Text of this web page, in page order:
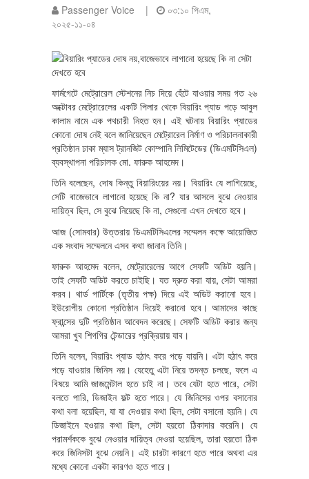
Passenger Voice |
০৩:১০ পিএম,
২০২৫-১১-০৪
ফার্মগেটে মেট্রোরেল স্টেশনের নিচ দিয়ে হেঁটে যাওয়ার সময় গত ২৬
অক্টোবর মেট্রোরেলের একটি পিলার থেকে বিয়ারিং প্যাড পড়ে আবুল
কালাম নামে এক পথচারী নিহত হন। এই ঘটনায় বিয়ারিং প্যাডের
কোনো দোষ নেই বলে জানিয়েছেন মেট্রোরেল নির্মাণ ও পরিচালনাকারী
প্রতিষ্ঠান ঢাকা ম্যাস ট্রানজিট কোম্পানি লিমিটেডের (ডিএমটিসিএল)
ব্যবস্থাপনা পরিচালক মো. ফারুক আহমেদ।
তিনি বলেছেন, দোষ কিন্তু বিয়ারিংয়ের নয়। বিয়ারিং যে লাগিয়েছে,
সেটি বাজেভাবে লাগানো হয়েছে কি না? যার আসলে বুঝে নেওয়ার
দায়িত্ব ছিল, সে বুঝে নিয়েছে কি না, সেগুলো এখন দেখতে হবে।
আজ (সোমবার) উত্তরায় ডিএমটিসিএলের সম্মেলন কক্ষে আয়োজিত
এক সংবাদ সম্মেলনে এসব কথা জানান তিনি।
ফারুক আহমেদ বলেন, মেট্রোরেলের আগে সেফটি অডিট হয়নি।
তাই সেফটি অডিট করতে চাইছি। যত দ্রুত করা যায়, সেটা আমরা
করব। থার্ড পার্টিকে (তৃতীয় পক্ষ) দিয়ে এই অডিট করানো হবে।
ইউরোপীয় কোনো প্রতিষ্ঠান দিয়েই করানো হবে। আমাদের কাছে
ফ্রান্সের দুটি প্রতিষ্ঠান আবেদন করেছে। সেফটি অডিট করার জন্য
আমরা খুব শিগগির টেন্ডারের প্রক্রিয়ায় যাব।
তিনি বলেন, বিয়ারিং প্যাড হঠাৎ করে পড়ে যায়নি। এটা হঠাৎ করে
পড়ে যাওয়ার জিনিস নয়। যেহেতু এটা নিয়ে তদন্ত চলছে, ফলে এ
বিষয়ে আমি জাজমেন্টাল হতে চাই না। তবে যেটা হতে পারে, সেটা
বলতে পারি, ডিজাইন ফল্ট হতে পারে। যে জিনিসের ওপর বসানোর
কথা বলা হয়েছিল, যা যা দেওয়ার কথা ছিল, সেটা বসানো হয়নি। যে
ডিজাইনে হওয়ার কথা ছিল, সেটা হয়তো ঠিকাদার করেনি। যে
পরামর্শককে বুঝে নেওয়ার দায়িত্ব দেওয়া হয়েছিল, তারা হয়তো ঠিক
করে জিনিসটা বুঝে নেয়নি। এই চারটা কারণে হতে পারে অথবা এর
মধ্যে কোনো একটা কারণও হতে পারে।